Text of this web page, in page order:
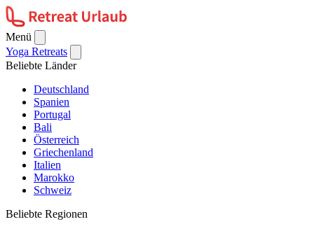
Menü
Yoga Retreats
Beliebte Länder
Deutschland
Spanien
Portugal
Bali
Österreich
Griechenland
Italien
Marokko
Schweiz
Beliebte Regionen